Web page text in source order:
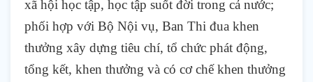
xã hội học tập, học tập suốt đời trong cả nước;
phối hợp với Bộ Nội vụ, Ban Thi đua khen
thưởng xây dựng tiêu chí, tổ chức phát động,
tổng kết, khen thưởng và có cơ chế khen thưởng